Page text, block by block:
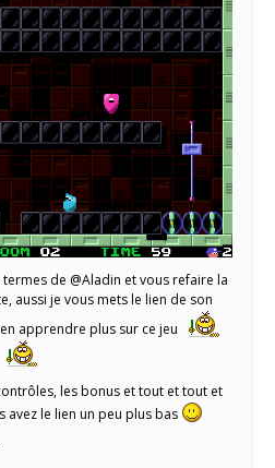
de @Aladin et vous refaire la
aussi je vous mets le lien de son
apprendre plus sur ce jeu
les bonus et tout et tout et
avez le lien un peu plus bas